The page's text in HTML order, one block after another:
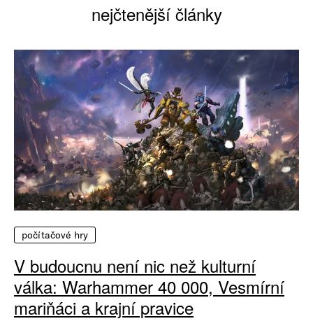
nejčtenější články
počítačové hry
V budoucnu není nic než kulturní
válka: Warhammer 40 000, Vesmírní
mariňáci a krajní pravice